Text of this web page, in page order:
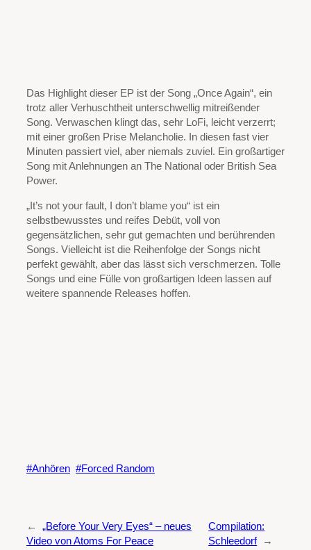
Das Highlight dieser EP ist der Song „Once Again“, ein
trotz aller Verhuschtheit unterschwellig mitreißender
Song. Verwaschen klingt das, sehr LoFi, leicht verzerrt;
mit einer großen Prise Melancholie. In diesen fast vier
Minuten passiert viel, aber niemals zuviel. Ein großartiger
Song mit Anlehnungen an The National oder British Sea
Power.
„It’s not your fault, I don’t blame you“ ist ein
selbstbewusstes und reifes Debüt, voll von
gegensätzlichen, sehr gut gemachten und berührenden
Songs. Vielleicht ist die Reihenfolge der Songs nicht
perfekt gewählt, aber das lässt sich verschmerzen. Tolle
Songs und eine Fülle von großartigen Ideen lassen auf
weitere spannende Releases hoffen.
Anhören Forced Random
←
„Before Your Very Eyes“ – neues
Video von Atoms For Peace
Compilation:
Schleedorf
→